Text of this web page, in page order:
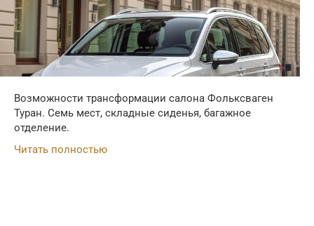
Возможности трансформации салона Фольксваген
Туран. Семь мест, складные сиденья, багажное
отделение.
Читать полностью